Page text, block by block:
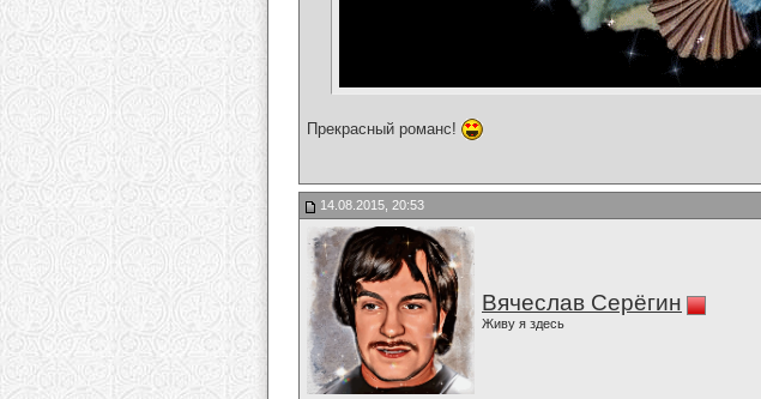
Прекрасный романс!
14.08.2015, 20:53
Вячеслав Серёгин
Живу я здесь